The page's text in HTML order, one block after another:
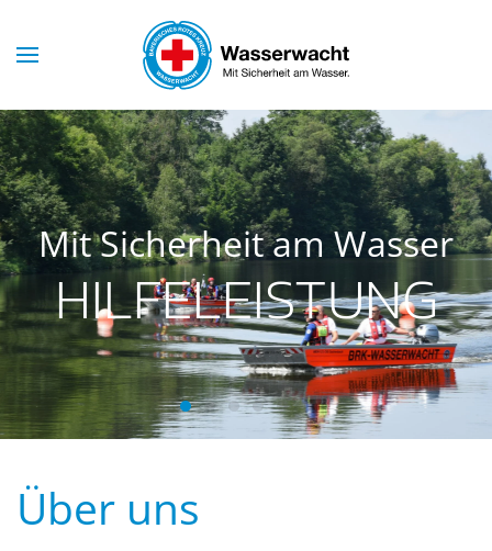
Skip to main content
Mit Sicherheit am Wasser
HILFELEISTUNG
Hilfeleistung
Wachsamkeit
Rettung
Training
Gemeinschaft
Tradition
Über uns